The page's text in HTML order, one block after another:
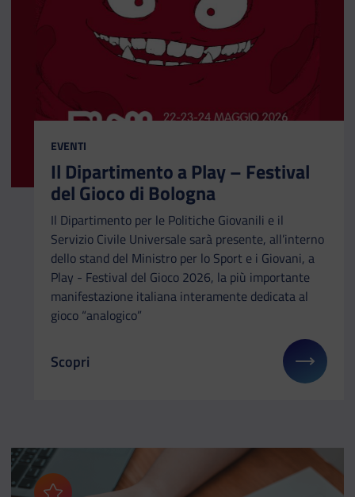
CATEGORIA:
EVENTI
Il Dipartimento a Play – Festival
del Gioco di Bologna
Il Dipartimento per le Politiche Giovanili e il
Servizio Civile Universale sarà presente, all’interno
dello stand del Ministro per lo Sport e i Giovani, a
Play - Festival del Gioco 2026, la più importante
manifestazione italiana interamente dedicata al
gioco “analogico”
Il link ti porterà ad avere maggiori dettagli su: Il
Scopri